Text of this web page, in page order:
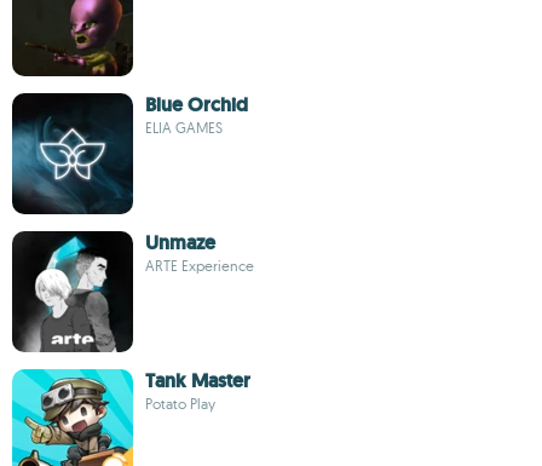
Blue Orchid
ELIA GAMES
Unmaze
ARTE Experience
Tank Master
Potato Play